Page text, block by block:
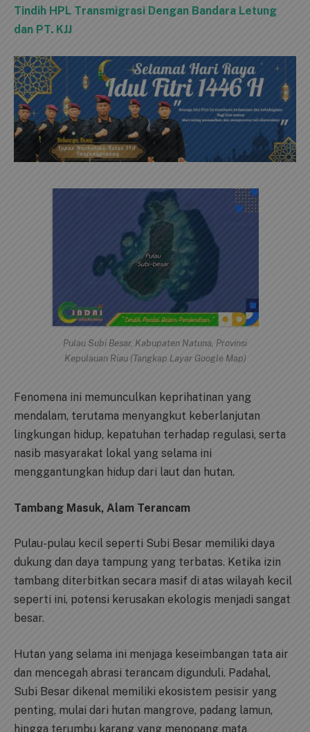
Tindih HPL Transmigrasi Dengan Bandara Letung
dan PT. KJJ
Pulau Subi Besar, Kabupaten Natuna, Provinsi
Kepulauan Riau (Tangkap Layar Google Map)
Fenomena ini memunculkan keprihatinan yang
mendalam, terutama menyangkut keberlanjutan
lingkungan hidup, kepatuhan terhadap regulasi, serta
nasib masyarakat lokal yang selama ini
menggantungkan hidup dari laut dan hutan.
Tambang Masuk, Alam Terancam
Pulau-pulau kecil seperti Subi Besar memiliki daya
dukung dan daya tampung yang terbatas. Ketika izin
tambang diterbitkan secara masif di atas wilayah kecil
seperti ini, potensi kerusakan ekologis menjadi sangat
besar.
Hutan yang selama ini menjaga keseimbangan tata air
dan mencegah abrasi terancam digunduli. Padahal,
Subi Besar dikenal memiliki ekosistem pesisir yang
penting, mulai dari hutan mangrove, padang lamun,
hingga terumbu karang yang menopang mata